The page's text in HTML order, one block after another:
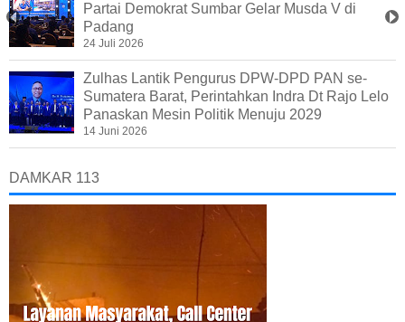
Partai Demokrat Sumbar Gelar Musda V di
Padang
24 Juli 2026
Zulhas Lantik Pengurus DPW-DPD PAN se-
Sumatera Barat, Perintahkan Indra Dt Rajo Lelo
Panaskan Mesin Politik Menuju 2029
14 Juni 2026
DAMKAR 113